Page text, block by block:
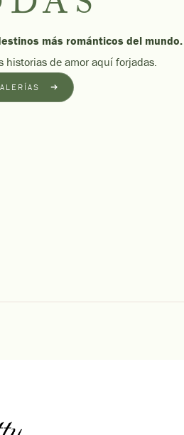
más románticos del mundo.
historias de amor aquí forjadas.